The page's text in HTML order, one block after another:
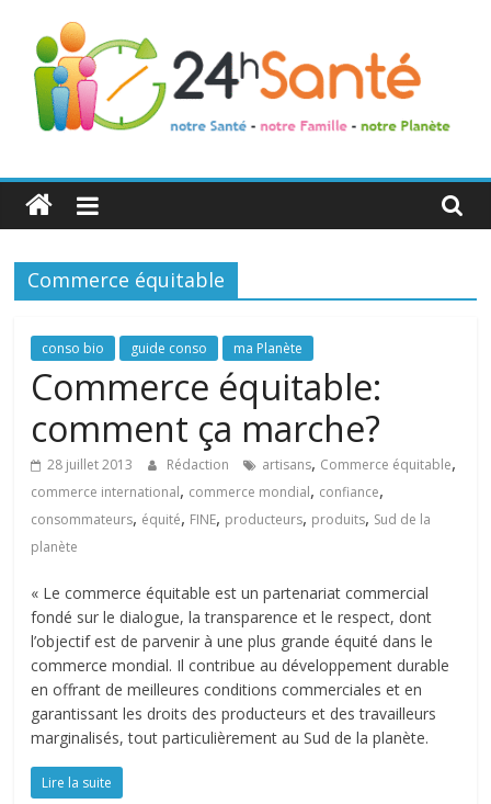
24h
Santé
La
de
toute
famille
Commerce équitable
conso bio guide conso ma Planète
Commerce équitable:
comment ça marche?
28 juillet 2013 Rédaction artisans, Commerce équitable,
commerce international, commerce mondial, confiance,
consommateurs, équité, FINE, producteurs, produits, Sud de la
planète
« Le commerce équitable est un partenariat commercial
fondé sur le dialogue, la transparence et le respect, dont
l’objectif est de parvenir à une plus grande équité dans le
commerce mondial. Il contribue au développement durable
en offrant de meilleures conditions commerciales et en
garantissant les droits des producteurs et des travailleurs
marginalisés, tout particulièrement au Sud de la planète.
Lire la suite